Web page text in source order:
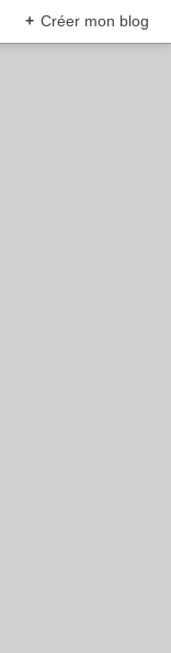
+ Créer mon blog